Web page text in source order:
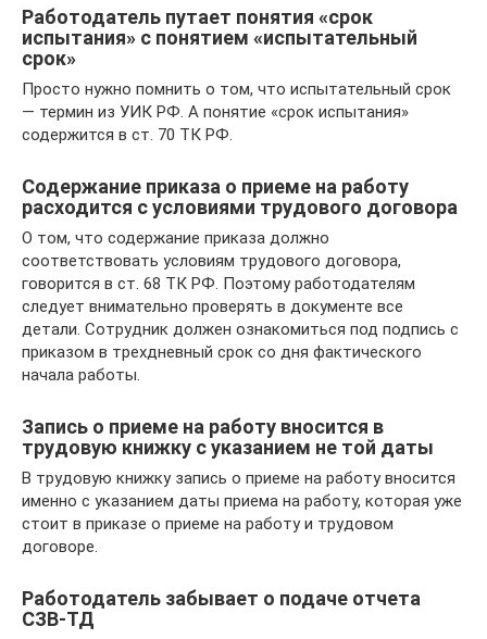
Работодатель путает понятия «срок
испытания» с понятием «испытательный
срок»
Просто нужно помнить о том, что испытательный срок
— термин из УИК РФ. А понятие «срок испытания»
содержится в ст. 70 ТК РФ.
Содержание приказа о приеме на работу
расходится с условиями трудового договора
О том, что содержание приказа должно
соответствовать условиям трудового договора,
говорится в ст. 68 ТК РФ. Поэтому работодателям
следует внимательно проверять в документе все
детали. Сотрудник должен ознакомиться под подпись с
приказом в трехдневный срок со дня фактического
начала работы.
Запись о приеме на работу вносится в
трудовую книжку с указанием не той даты
В трудовую книжку запись о приеме на работу вносится
именно с указанием даты приема на работу, которая уже
стоит в приказе о приеме на работу и трудовом
договоре.
Работодатель забывает о подаче отчета
СЗВ-ТД